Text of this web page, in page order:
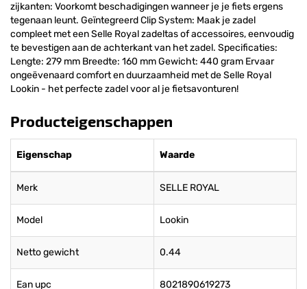
zijkanten: Voorkomt beschadigingen wanneer je je fiets ergens
tegenaan leunt. Geïntegreerd Clip System: Maak je zadel
compleet met een Selle Royal zadeltas of accessoires, eenvoudig
te bevestigen aan de achterkant van het zadel. Specificaties:
Lengte: 279 mm Breedte: 160 mm Gewicht: 440 gram Ervaar
ongeëvenaard comfort en duurzaamheid met de Selle Royal
Lookin - het perfecte zadel voor al je fietsavonturen!
Producteigenschappen
Eigenschap Waarde
Merk SELLE ROYAL
Model Lookin
Netto gewicht 0.44
Ean upc 8021890619273